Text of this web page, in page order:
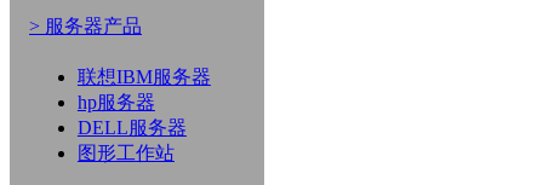
> 服务器产品
联想IBM服务器
hp服务器
DELL服务器
图形工作站